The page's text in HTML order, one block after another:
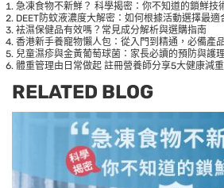
急凍食物不新鮮？ 科學揭密：你不知道的鎖鮮技
DEET防蚊液濃度大解密：如何根據活動選擇最適
袪濕保健品有效嗎？常見成分解析與選購指南
香港新手養寵物懶人包：從入門到精通，必備產
兒童濕疹與金黃葡萄球菌：家長必讀的預防與護
體重管理由日常做起 註冊營養師分享5大健康減
RELATED BLOG